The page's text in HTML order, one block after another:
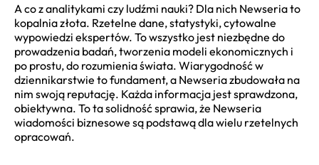
A co z analitykami czy ludźmi nauki? Dla nich Newseria to
kopalnia złota. Rzetelne dane, statystyki, cytowalne
wypowiedzi ekspertów. To wszystko jest niezbędne do
prowadzenia badań, tworzenia modeli ekonomicznych i
po prostu, do rozumienia świata. Wiarygodność w
dziennikarstwie to fundament, a Newseria zbudowała na
nim swoją reputację. Każda informacja jest sprawdzona,
obiektywna. To ta solidność sprawia, że Newseria
wiadomości biznesowe są podstawą dla wielu rzetelnych
opracowań.